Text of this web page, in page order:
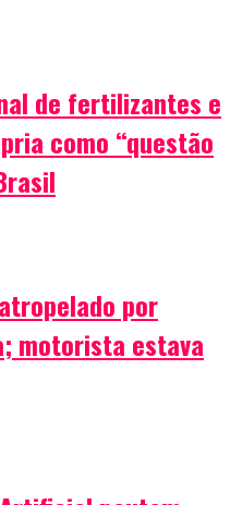
de fertilizantes e
como “questão
por
motorista estava